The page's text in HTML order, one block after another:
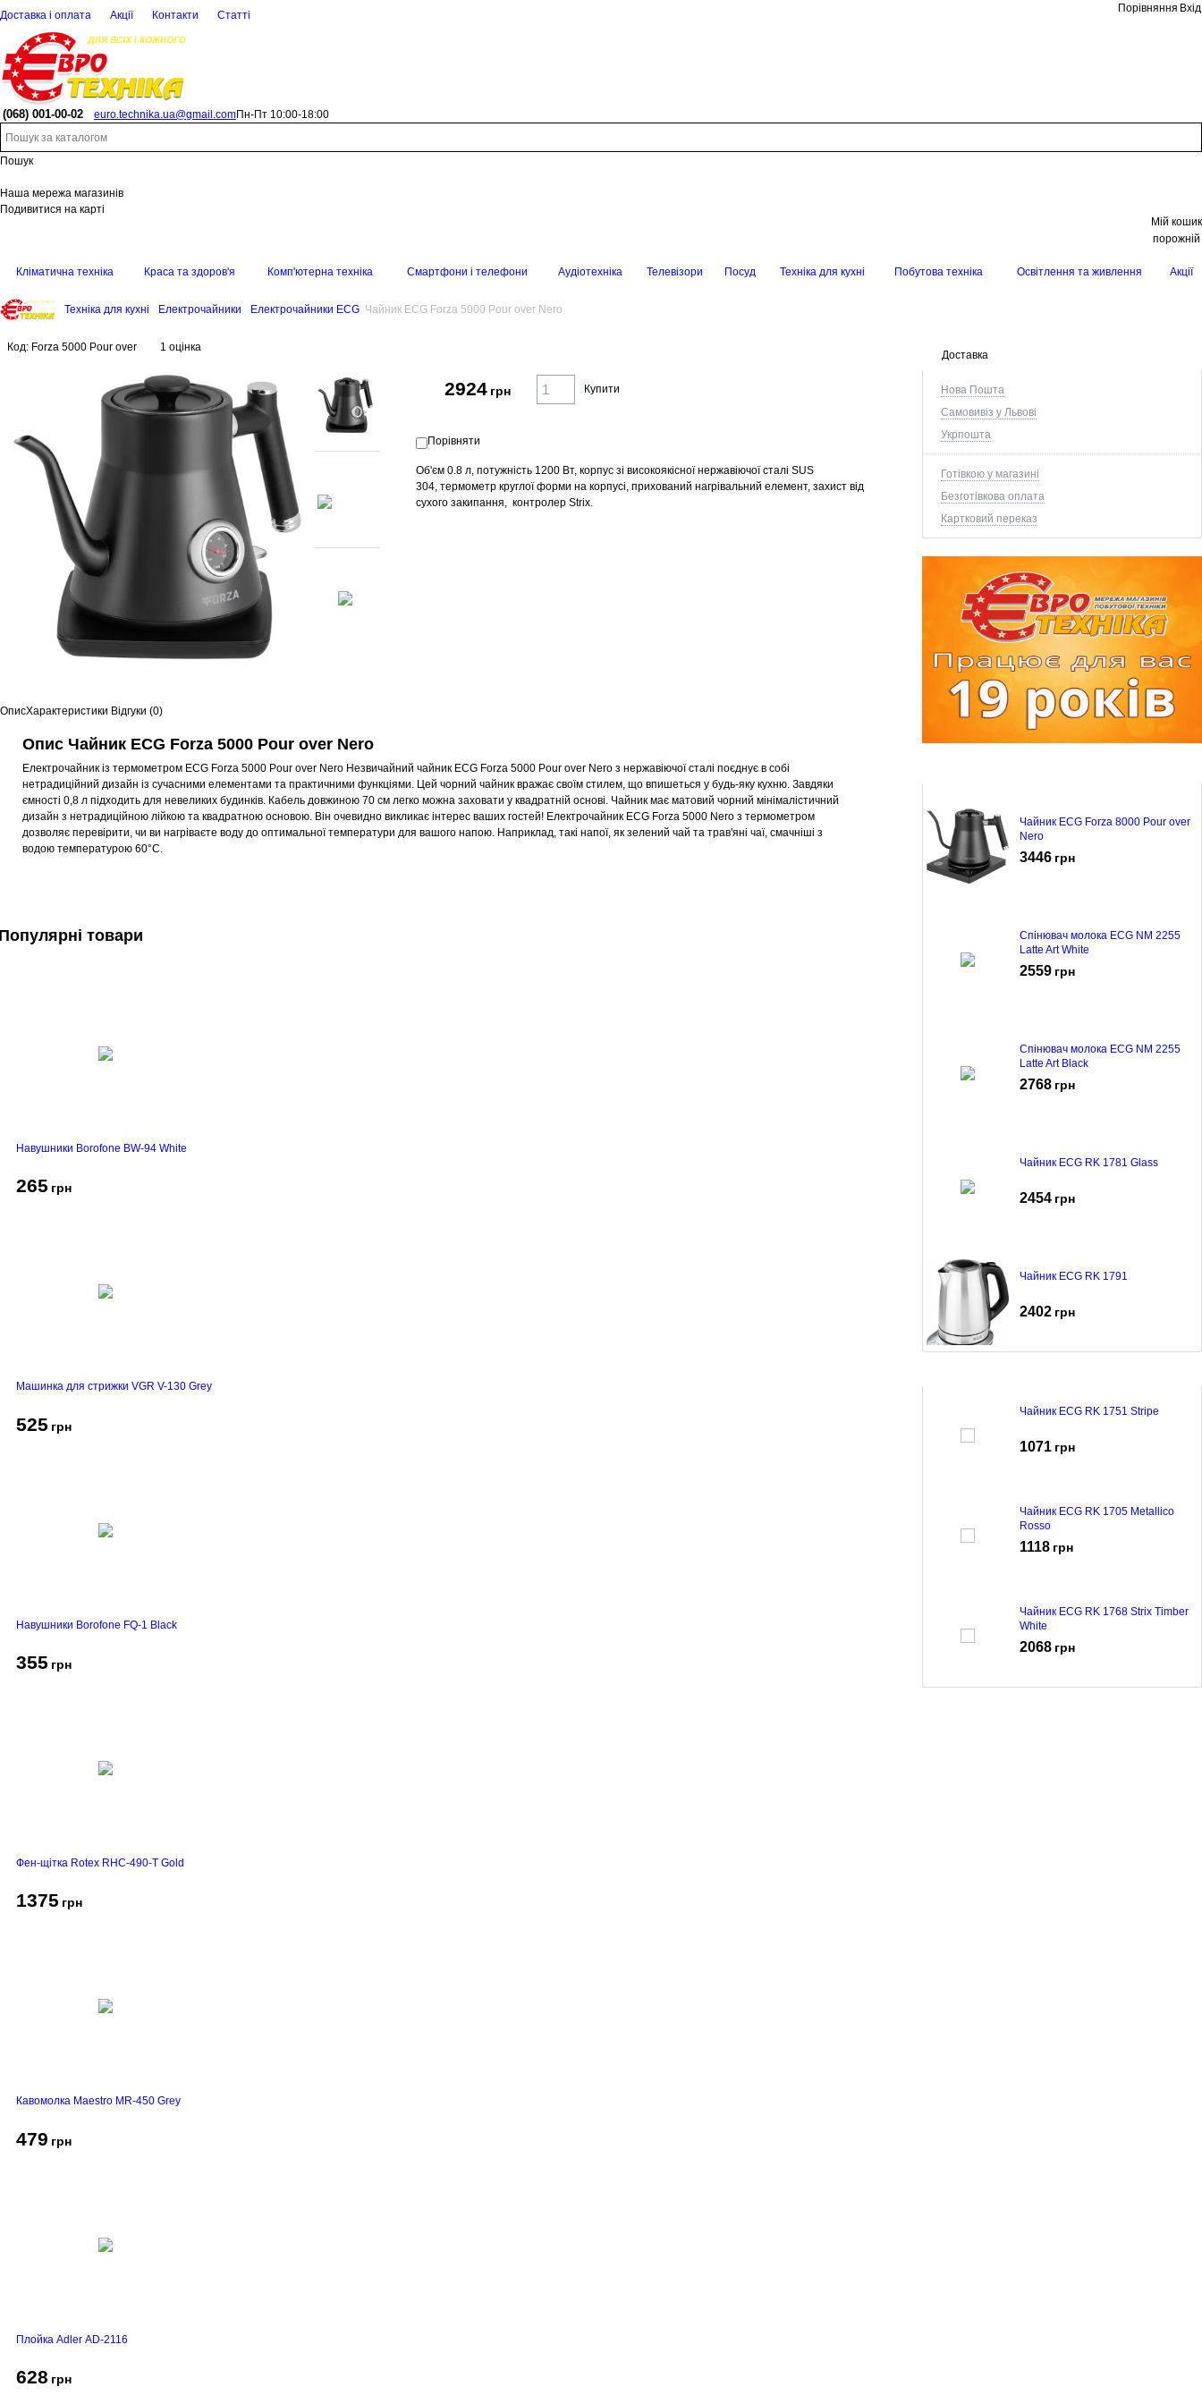
Доставка і оплата Акції Контакти Статті
Порівняння Вхід
(068) 001-00-02 euro.technika.ua@gmail.comПн-Пт 10:00-18:00
Пошук
Наша мережа магазинів
Подивитися на карті
Мій кошик
порожній
Кліматична техніка Краса та здоров'я Комп'ютерна техніка Смартфони і телефони Аудіотехніка Телевізори Посуд Техніка для кухні Побутова техніка Освітлення та живлення Акції
Техніка для кухні Електрочайники Електрочайники ECG Чайник ECG Forza 5000 Pour over Nero
Доставка
Нова Пошта
Самовивіз у Львові
Укрпошта
Готівкою у магазині
Безготівкова оплата
Картковий переказ
Чайник ECG Forza 8000 Pour over
Nero
3446 грн
Спінювач молока ECG NM 2255
Latte Art White
2559 грн
Спінювач молока ECG NM 2255
Latte Art Black
2768 грн
Чайник ECG RK 1781 Glass
2454 грн
Чайник ECG RK 1791
2402 грн
Чайник ECG RK 1751 Stripe
1071 грн
Чайник ECG RK 1705 Metallico
Rosso
1118 грн
Чайник ECG RK 1768 Strix Timber
White
2068 грн
Код: Forza 5000 Pour over 1 оцінка
2924 грн Купити
Порівняти
Об'єм 0.8 л, потужність 1200 Вт, корпус зі високоякісної нержавіючої сталі SUS
304, термометр круглої форми на корпусі, прихований нагрівальний елемент, захист від
сухого закипання, контролер Strix.
ОписХарактеристики Відгуки (0)
Опис Чайник ECG Forza 5000 Pour over Nero
Електрочайник із термометром ECG Forza 5000 Pour over Nero Незвичайний чайник ECG Forza 5000 Pour over Nero з нержавіючої сталі поєднує в собі
нетрадиційний дизайн із сучасними елементами та практичними функціями. Цей чорний чайник вражає своїм стилем, що впишеться у будь-яку кухню. Завдяки
ємності 0,8 л підходить для невеликих будинків. Кабель довжиною 70 см легко можна заховати у квадратній основі. Чайник має матовий чорний мінімалістичний
дизайн з нетрадиційною лійкою та квадратною основою. Він очевидно викликає інтерес ваших гостей! Електрочайник ECG Forza 5000 Nero з термометром
дозволяє перевірити, чи ви нагріваєте воду до оптимальної температури для вашого напою. Наприклад, такі напої, як зелений чай та трав'яні чаї, смачніші з
водою температурою 60°C.
товари
Навушники Borofone BW-94 White
265 грн
Машинка для стрижки VGR V-130 Grey
525 грн
Навушники Borofone FQ-1 Black
355 грн
Фен-щітка Rotex RHC-490-T Gold
1375 грн
Кавомолка Maestro MR-450 Grey
479 грн
Плойка Adler AD-2116
628 грн